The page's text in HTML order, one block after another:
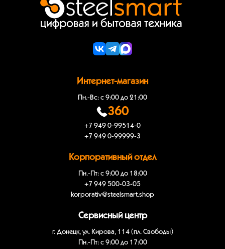
Интернет-магазин
Пн.-Вс: с 9:00 до 21:00
360
+7 949 0-99514-0
+7 949 0-99999-3
Корпоративный отдел
Пн.-Пт: с 9:00 до 18:00
+7 949 500-03-05
korporativ@steelsmart.shop
Сервисный центр
г. Донецк, ул. Кирова, 114 (пл. Свободы)
Пн.-Пт: с 9:00 до 17:00